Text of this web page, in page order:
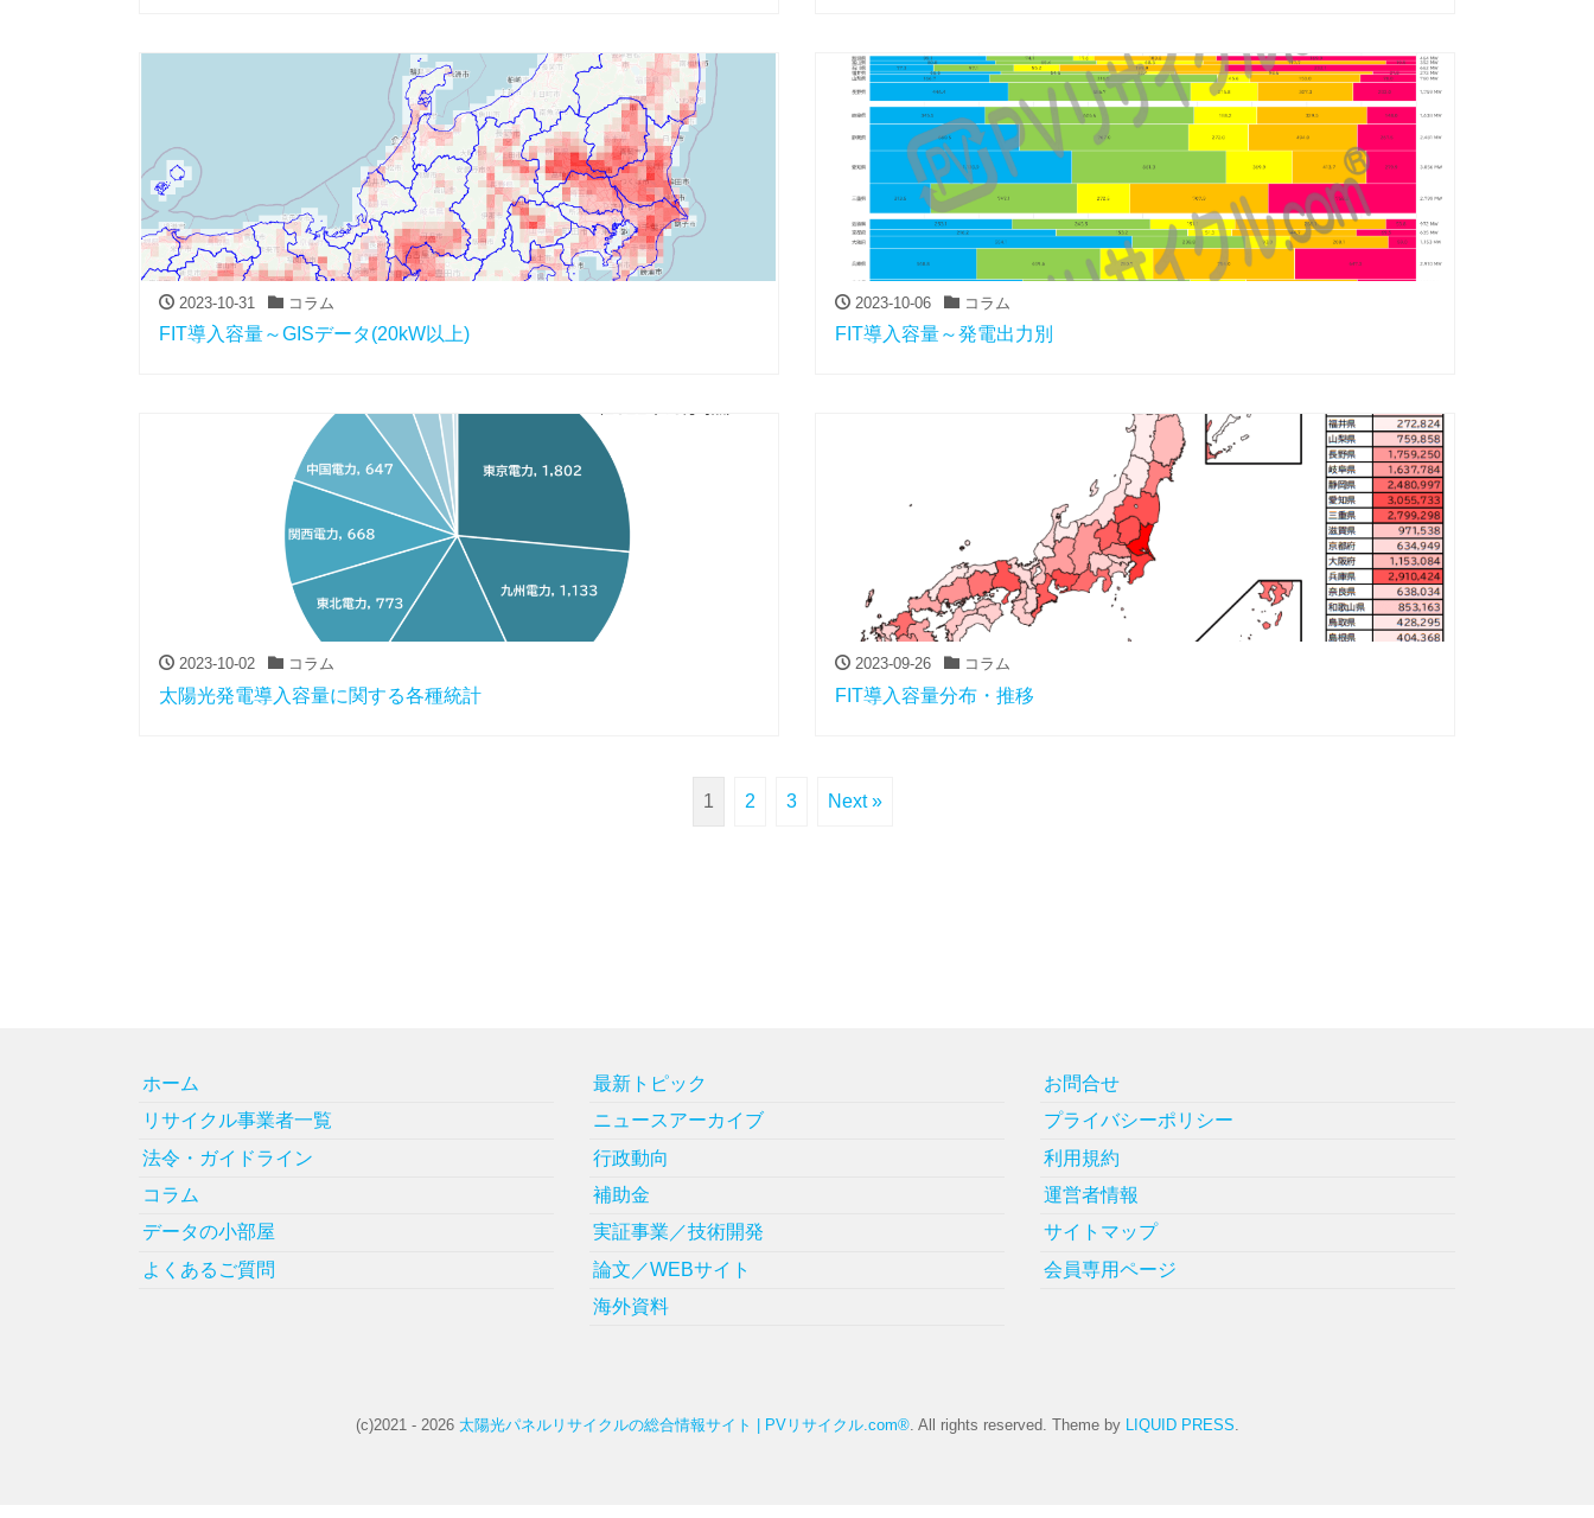
2023-10-31 コラム
FIT導入容量～GISデータ(20kW以上)
2023-10-06 コラム
FIT導入容量～発電出力別
2023-10-02 コラム
太陽光発電導入容量に関する各種統計
2023-09-26 コラム
FIT導入容量分布・推移
1 2 3 Next »
ホーム
リサイクル事業者一覧
法令・ガイドライン
コラム
データの小部屋
よくあるご質問
最新トピック
ニュースアーカイブ
行政動向
補助金
実証事業／技術開発
論文／WEBサイト
海外資料
お問合せ
プライバシーポリシー
利用規約
運営者情報
サイトマップ
会員専用ページ
(c)2021 - 2026 太陽光パネルリサイクルの総合情報サイト | PVリサイクル.com®. All rights reserved. Theme by LIQUID PRESS.